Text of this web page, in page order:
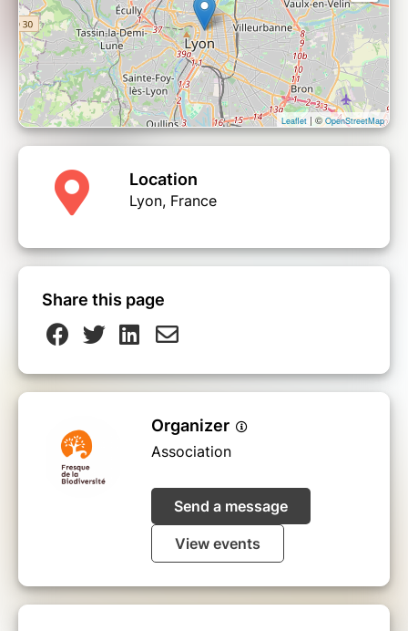
Leaflet | ©OpenStreetMap
Location
Lyon, France
Share this page
Organizer
Association
Send a message
View events